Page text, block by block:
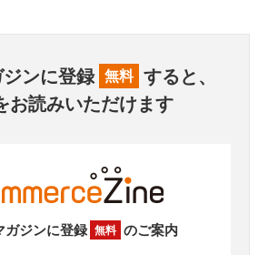
ンに登録 無料 すると、
お読みいただけます
ガジンに登録 無料 のご案内